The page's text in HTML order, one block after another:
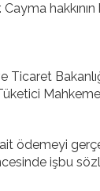
Ticaret
ödemeyi
işbu